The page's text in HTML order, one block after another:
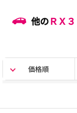
他のＲＸ
価格順